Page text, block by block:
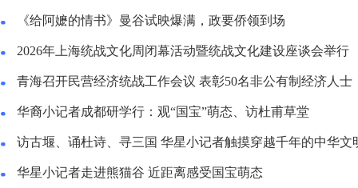
《给阿嬷的情书》曼谷试映爆满，政要侨领到场
2026年上海统战文化周闭幕活动暨统战文化建设座谈会举行
青海召开民营经济统战工作会议 表彰50名非公有制经济人士
华裔小记者成都研学行：观“国宝”萌态、访杜甫草堂
访古堰、诵杜诗、寻三国 华星小记者触摸穿越千年的中华文
华星小记者走进熊猫谷 近距离感受国宝萌态